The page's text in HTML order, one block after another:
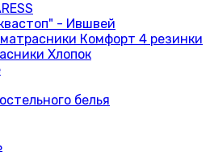
- Ившвей
Комфорт 4 резинки
Хлопок
белья